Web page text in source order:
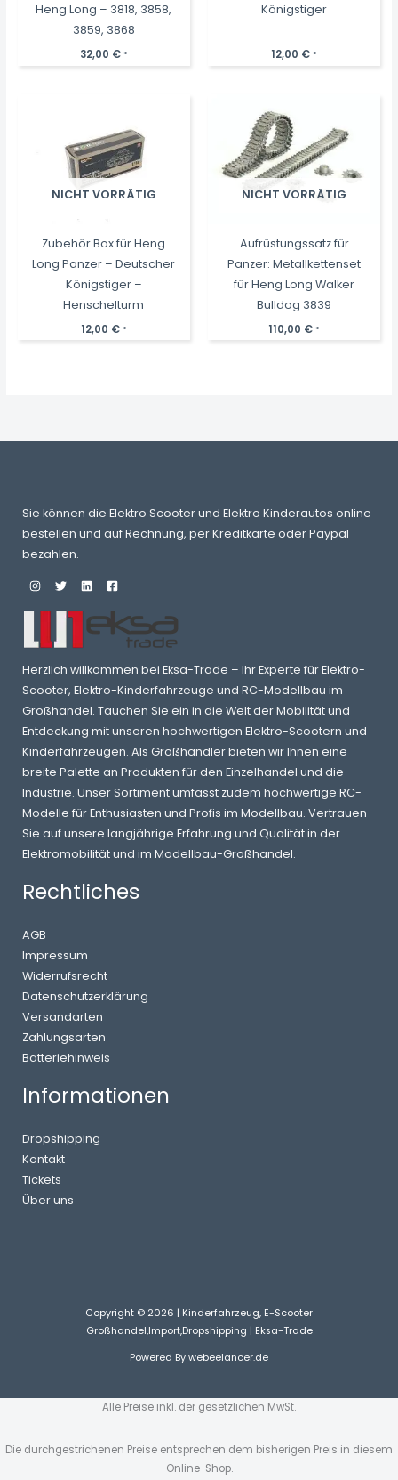
Heng Long – 3818, 3858,
3859, 3868
32,00 € *
Königstiger
12,00 € *
NICHT VORRÄTIG
Zubehör Box für Heng
Long Panzer – Deutscher
Königstiger –
Henschelturm
12,00 € *
NICHT VORRÄTIG
Aufrüstungssatz für
Panzer: Metallkettenset
für Heng Long Walker
Bulldog 3839
110,00 € *
Sie können die Elektro Scooter und Elektro Kinderautos online
bestellen und auf Rechnung, per Kreditkarte oder Paypal
bezahlen.
Herzlich willkommen bei Eksa-Trade – Ihr Experte für Elektro-
Scooter, Elektro-Kinderfahrzeuge und RC-Modellbau im
Großhandel. Tauchen Sie ein in die Welt der Mobilität und
Entdeckung mit unseren hochwertigen Elektro-Scootern und
Kinderfahrzeugen. Als Großhändler bieten wir Ihnen eine
breite Palette an Produkten für den Einzelhandel und die
Industrie. Unser Sortiment umfasst zudem hochwertige RC-
Modelle für Enthusiasten und Profis im Modellbau. Vertrauen
Sie auf unsere langjährige Erfahrung und Qualität in der
Elektromobilität und im Modellbau-Großhandel.
Rechtliches
AGB
Impressum
Widerrufsrecht
Datenschutzerklärung
Versandarten
Zahlungsarten
Batteriehinweis
Informationen
Dropshipping
Kontakt
Tickets
Über uns
Copyright © 2026 | Kinderfahrzeug, E-Scooter
Großhandel,Import,Dropshipping | Eksa-Trade
Powered By webeelancer.de
Alle Preise inkl. der gesetzlichen MwSt.
Die durchgestrichenen Preise entsprechen dem bisherigen Preis in diesem
Online-Shop.